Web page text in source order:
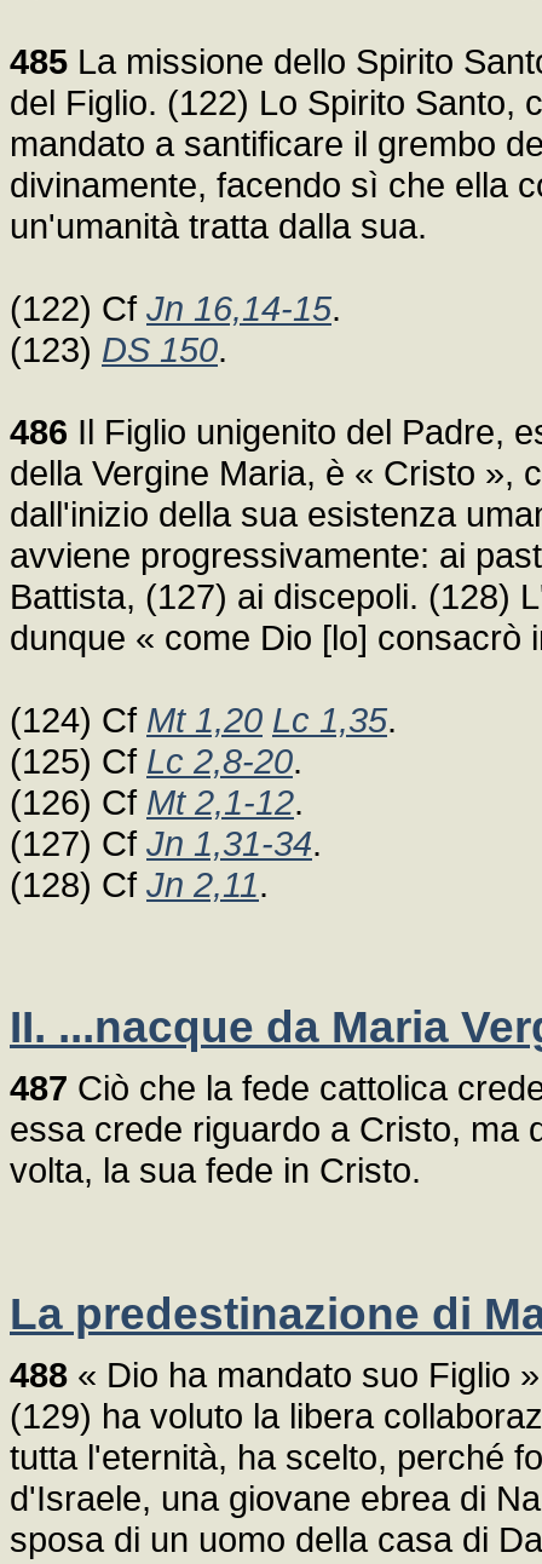
485 La missione dello Spirito
del Figlio. (122) Lo Spirito Santo,
mandato a santificare il grembo
divinamente, facendo sì che ella
un'umanità tratta dalla sua.
(122) Cf Jn 16,14-15.
(123) DS 150.
486 Il Figlio unigenito del Padre,
della Vergine Maria, è « Cristo »,
dall'inizio della sua esistenza
avviene progressivamente: ai
Battista, (127) ai discepoli. (128)
dunque « come Dio [lo] consacrò
(124) Cf Mt 1,20 Lc 1,35.
(125) Cf Lc 2,8-20.
(126) Cf Mt 2,1-12.
(127) Cf Jn 1,31-34.
(128) Cf Jn 2,11.
II. ...nacque da Maria
487 Ciò che la fede cattolica
essa crede riguardo a Cristo, ma
volta, la sua fede in Cristo.
La predestinazione di
488 « Dio ha mandato suo Figlio
(129) ha voluto la libera
tutta l'eternità, ha scelto, perché
d'Israele, una giovane ebrea di
sposa di un uomo della casa di